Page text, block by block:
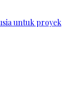
untuk proyek